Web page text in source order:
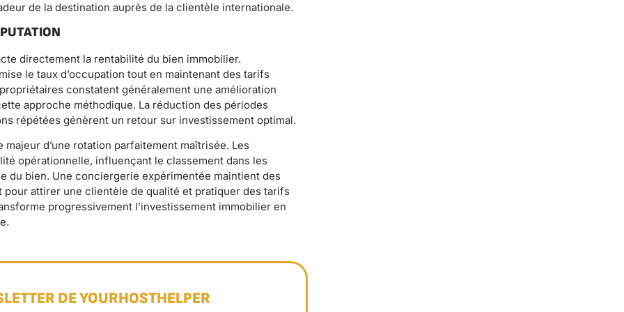
de la destination auprès de la clientèle internationale.
directement la rentabilité du bien immobilier.
le taux d’occupation tout en maintenant des tarifs
constatent généralement une amélioration
approche méthodique. La réduction des périodes
répétées génèrent un retour sur investissement optimal.
d’une rotation parfaitement maîtrisée. Les
opérationnelle, influençant le classement dans les
du bien. Une conciergerie expérimentée maintient des
pour attirer une clientèle de qualité et pratiquer des tarifs
progressivement l’investissement immobilier en
DE YOURHOSTHELPER